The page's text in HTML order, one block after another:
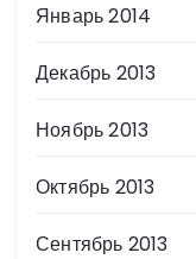
Январь 2014
Декабрь 2013
Ноябрь 2013
Октябрь 2013
Сентябрь 2013